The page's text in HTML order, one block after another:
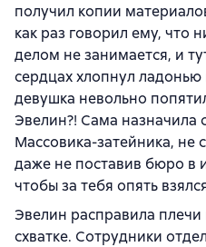
получил копии
как раз говорил ему, что
делом не занимается, и
сердцах хлопнул ладонью
девушка невольно
Эвелин?! Сама назначила
Массовика-затейника, не
даже не поставив бюро в
чтобы за тебя опять
Эвелин расправила плечи
схватке. Сотрудники